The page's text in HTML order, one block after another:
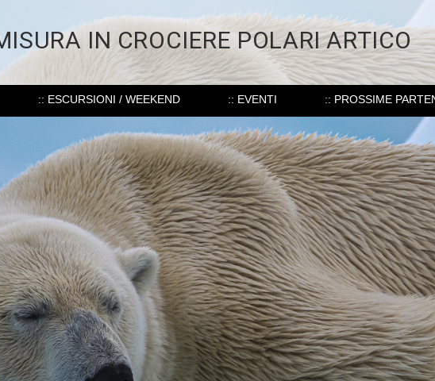
IN CROCIERE POLARI ARTICO
:: ESCURSIONI / WEEKEND :: EVENTI :: PROSSIME